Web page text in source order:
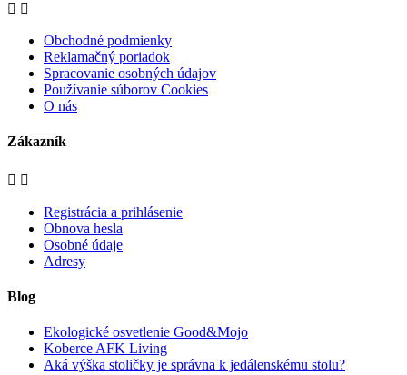
 
Obchodné podmienky
Reklamačný poriadok
Spracovanie osobných údajov
Používanie súborov Cookies
O nás
Zákazník
 
Registrácia a prihlásenie
Obnova hesla
Osobné údaje
Adresy
Blog
Ekologické osvetlenie Good&Mojo
Koberce AFK Living
Aká výška stoličky je správna k jedálenskému stolu?